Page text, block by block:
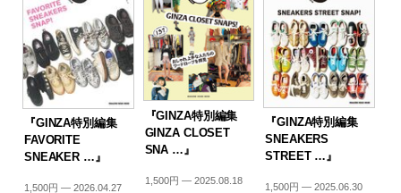
『GINZA特別編集
FAVORITE
SNEAKER …』
1,500円 — 2026.04.27
『GINZA特別編集
GINZA CLOSET
SNA …』
1,500円 — 2025.08.18
『GINZA特別編集
SNEAKERS
STREET …』
1,500円 — 2025.06.30